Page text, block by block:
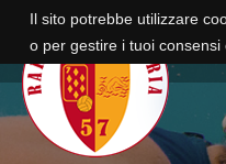
Il sito potrebbe utilizzare
o per gestire i tuoi consensi